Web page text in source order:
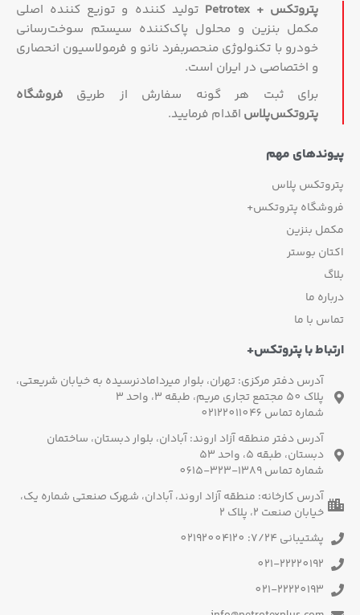
پتروتکس + Petrotex
تولید کننده و توزیع کننده اصلی
مکمل بنزین و محلول پاک‌کننده سیستم سوخت‌رسانی
خودرو با تکنولوژی منحصربفرد نانو و فرمولاسیون انحصاری
و اختصاصی در ایران است.
برای ثبت هر گونه سفارش از طریق فروشگاه
پتروتکس‏‌پلاس اقدام فرمایید.
پیوندهای مهم
پتروتکس پلاس
فروشگاه پتروتکس+
مکمل بنزین
اکتان بوستر
بلاگ
درباره ما
تماس با ما
ارتباط با پتروتکس+
آدرس دفتر مرکزی: تهران، بلوار میردامادنرسیده به خیابان شریعتی،
پلاک 50 مجتمع تجاری مریم، طبقه 3، واحد 3
شماره تماس 02122011046
آدرس دفتر منطقه آزاد اروند: آبادان، بلوار دبستان، ساختمان
دبستان، طبقه 5، واحد 53
شماره تماس 1389-323-0615
آدرس کارخانه: منطقه آزاد اروند، آبادان، شهرک صنعتی شماره یک،
خیابان صنعت 2، پلاک 2
پشتیبانی 7/24: 02192004120
021-22220192
021-22220193